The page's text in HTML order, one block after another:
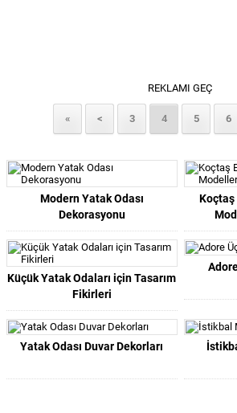
REKLAMI GEÇ
« < 3 4 5 6
Modern Yatak Odası
Dekorasyonu
Koçtaş
Küçük Yatak Odaları için Tasarım
Fikirleri
Yatak Odası Duvar Dekorları